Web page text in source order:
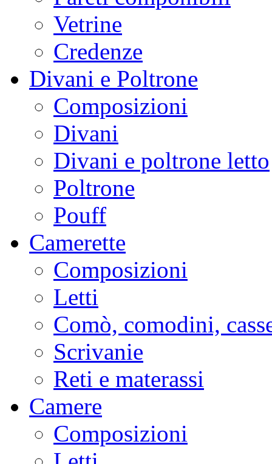
Vetrine
Credenze
Divani e Poltrone
Composizioni
Divani
Divani e poltrone letto
Poltrone
Pouff
Camerette
Composizioni
Letti
Comò, comodini,
Scrivanie
Reti e materassi
Camere
Composizioni